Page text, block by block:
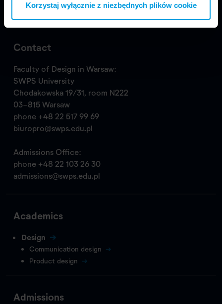
Korzystaj wyłącznie z niezbędnych plików cookie
Copyright © 2024 School of Form
Contact
Faculty of Design in Warsaw:
SWPS University
Chodakowska 19/31, room N222
03-815 Warsaw
phone +48 22 517 99 69
biuropro@swps.edu.pl
Admissions Office:
phone +48 22 103 26 30
admissions@swps.edu.pl
Academics
Design
Communication design
Product design
Admissions